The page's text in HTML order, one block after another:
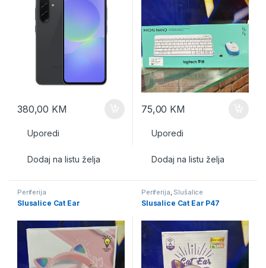
380,00 KM
Uporedi
Dodaj na listu želja
75,00 KM
Uporedi
Dodaj na listu želja
Periferija
Slusalice Cat Ear
Periferija, Slušalice
Slusalice Cat Ear P47